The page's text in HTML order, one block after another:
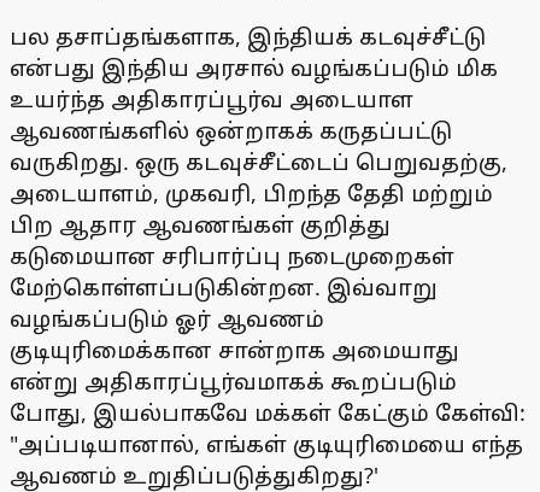
பல தசாப்தங்களாக, இந்தியக் கடவுச்சீட்டு
என்பது இந்திய அரசால் வழங்கப்படும் மிக
உயர்ந்த அதிகாரப்பூர்வ அடையாள
ஆவணங்களில் ஒன்றாகக் கருதப்பட்டு
வருகிறது. ஒரு கடவுச்சீட்டைப் பெறுவதற்கு,
அடையாளம், முகவரி, பிறந்த தேதி மற்றும்
பிற ஆதார ஆவணங்கள் குறித்து
கடுமையான சரிபார்ப்பு நடைமுறைகள்
மேற்கொள்ளப்படுகின்றன. இவ்வாறு
வழங்கப்படும் ஓர் ஆவணம்
குடியுரிமைக்கான சான்றாக அமையாது
என்று அதிகாரப்பூர்வமாகக் கூறப்படும்
போது, இயல்பாகவே மக்கள் கேட்கும் கேள்வி:
"அப்படியானால், எங்கள் குடியுரிமையை எந்த
ஆவணம் உறுதிப்படுத்துகிறது?'